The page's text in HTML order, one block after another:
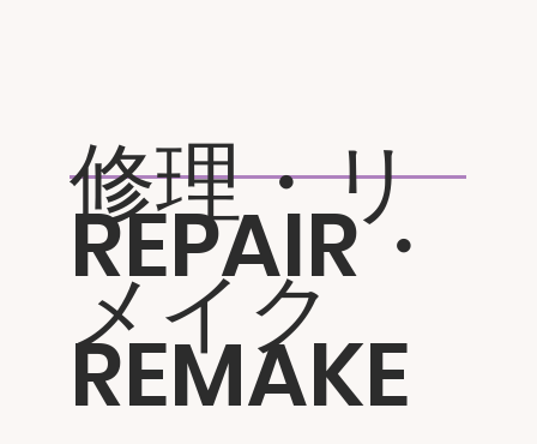
修理・リ
メイク
REPAIR・
REMAKE